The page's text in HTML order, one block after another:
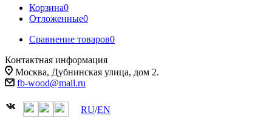
Корзина0
Отложенные0
Сравнение товаров0
Контактная информация
Москва, Дубнинская улица, дом 2.
fb-wood@mail.ru
RU/EN